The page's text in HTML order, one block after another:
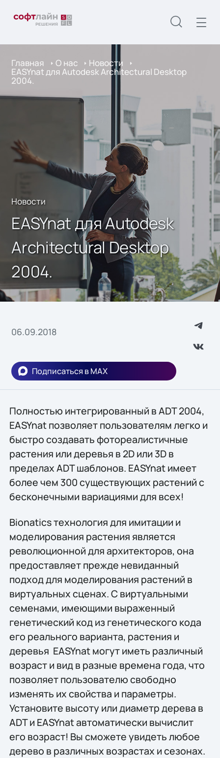
Главная О нас Новости
EASYnat для Autodesk Architectural Desktop
2004.
Новости
EASYnat для Autodesk
Architectural Desktop
2004.
06.09.2018
Подписаться в MAX
Полностью интегрированный в ADT 2004,
EASYnat позволяет пользователям легко и
быстро создавать фотореалистичные
растения или деревья в 2D или 3D в
пределах ADT шаблонов. EASYnat имеет
более чем 300 существующих растений с
бесконечными вариациями для всех!
Bionatics технология для имитации и
моделирования растения является
революционной для архитекторов, она
предоставляет прежде невиданный
подход для моделирования растений в
виртуальных сценах. С виртуальными
семенами, имеющими выраженный
генетический код из генетического кода
его реального варианта, растения и
деревья EASYnat могут иметь различный
возраст и вид в разные времена года, что
позволяет пользователю свободно
изменять их свойства и параметры.
Установите высоту или диаметр дерева в
ADT и EASYnat автоматически вычислит
его возраст! Вы сможете увидеть любое
дерево в различных возрастах и сезонах.